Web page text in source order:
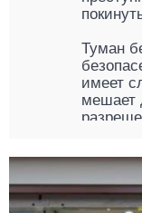
Туман
имеет
мешает
Так же